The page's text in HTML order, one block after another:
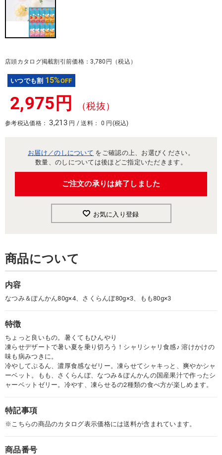
店頭カタログ掲載割引前価格：3,780円（税込）
いつでも割 15%OFF
2,975円 （税抜）
参考税込価格：3,213円 / 送料： 0 円(税込)
お届け／のしについて をご確認の上、お選びください。
数量、のしについては後ほどご指定いただきます。
ご注文の承りは終了しました
お気に入り登録
商品について
内容
なつみ＆ぽんかん80g×4、さくらんぼ80g×3、もも80g×3
特徴
ちょっと良いもの。暑くてもひんやり
凍らせデザートで暑い夏を乗り切ろう！シャリシャリ食感♪ 溶けかけの
味も病みつきに。
冷やしてぷるん、濃厚食感なゼリー。凍らせてシャキっと、爽やかシャ
ーベット。もも、さくらんぼ、なつみ＆ぽんかんの国産果汁で作ったシ
ャーベットゼリー。冷やす、凍らせるの2種類の食べ方が楽しめます。
特記事項
※こちらの商品のカタログ表示価格には送料が含まれています。
商品番号